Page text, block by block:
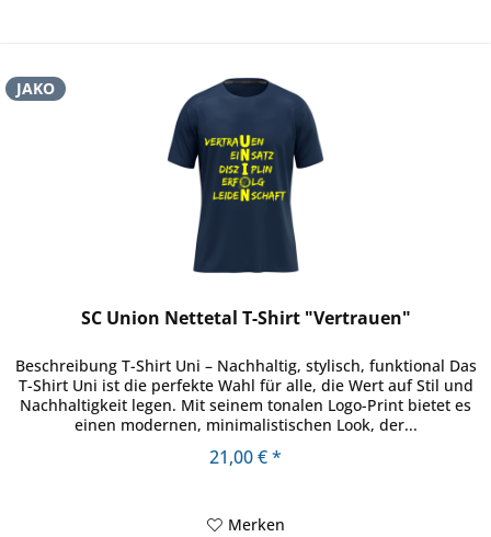
JAKO
SC Union Nettetal T-Shirt "Vertrauen"
Beschreibung T-Shirt Uni – Nachhaltig, stylisch, funktional Das
T-Shirt Uni ist die perfekte Wahl für alle, die Wert auf Stil und
Nachhaltigkeit legen. Mit seinem tonalen Logo-Print bietet es
einen modernen, minimalistischen Look, der...
21,00 € *
Merken